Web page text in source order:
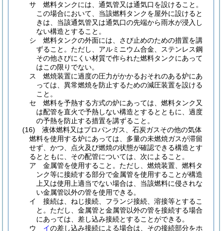
サ
燃料タンクには、通気管又は通気口を設けること。
この場合において、当該燃料タンクを屋外に設けると
きは、当該通気管又は通気口の先端から雨水が浸入し
ない構造とすること。
シ
燃料タンクの外面には、さび止めのための措置を講
ずること。 ただし、アルミニウム合金、ステンレス鋼
その他さびにくい材質で作られた燃料タンクにあって
はこの限りでない。
ス
燃焼装置に過度の圧力がかかるおそれのある炉にあ
っては、異常燃焼を防止するための減圧装置を設ける
こと。
セ
燃料を予熱する方式の炉にあっては、燃料タンク又
は配管を直火で予熱しない構造とするとともに、過度
の予熱を防止する措置を講ずること。
(16)
液体燃料又はプロパンガス、石炭ガスその他の気体
燃料を使用する炉にあっては、多量の未燃焼ガスが滞留
せず、かつ、点火及び燃焼の状態が確認できる構造とす
るとともに、その配管については、次によること。
ア
金属管を使用すること。 ただし、燃焼装置、燃料タ
ンク等に接続する部分で金属管を使用することが構造
上又は使用上適当でない場合は、当該燃料に侵されな
い金属管以外の管を使用できる。
イ
接続は、ねじ接続、フランジ接続、溶接等とするこ
と。 ただし、金属管と金属管以外の管を接続する場合
にあっては、差し込み接続とすることができる。
ウ
イの差し込み接続による場合は、その接続部分をホ